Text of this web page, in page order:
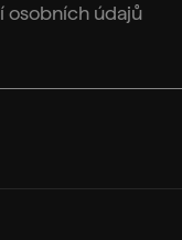
osobních údajů